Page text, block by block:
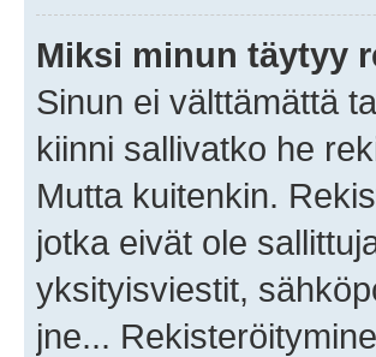
Miksi minun täytyy
Sinun ei välttämättä
kiinni sallivatko he
Mutta kuitenkin.
jotka eivät ole
yksityisviestit,
jne...